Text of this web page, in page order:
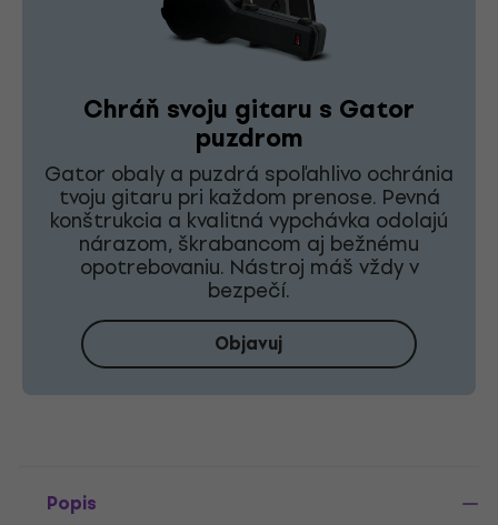
Chráň svoju gitaru s Gator
puzdrom
Gator obaly a puzdrá spoľahlivo ochránia
tvoju gitaru pri každom prenose. Pevná
konštrukcia a kvalitná vypchávka odolajú
nárazom, škrabancom aj bežnému
opotrebovaniu. Nástroj máš vždy v
bezpečí.
Objavuj
Popis